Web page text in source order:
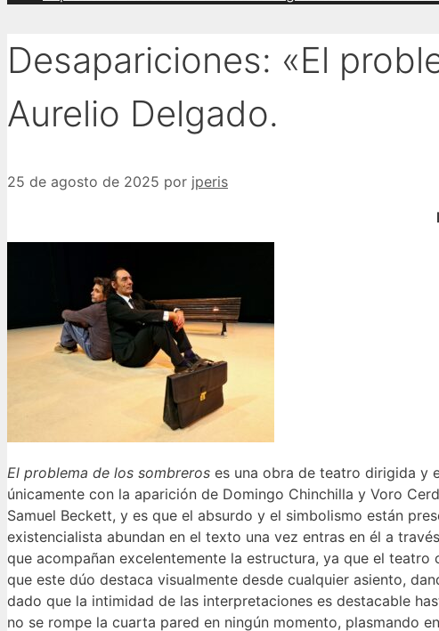
Desapariciones: «El
Aurelio Delgado.
25 de agosto de 2025 por jperis
El problema de los sombreros es una obra de teatro dirigida y
únicamente con la aparición de Domingo Chinchilla y Voro
Samuel Beckett, y es que el absurdo y el simbolismo están
existencialista abundan en el texto una vez entras en él a
que acompañan excelentemente la estructura, ya que el
que este dúo destaca visualmente desde cualquier asiento,
dado que la intimidad de las interpretaciones es destacable
no se rompe la cuarta pared en ningún momento, plasmando